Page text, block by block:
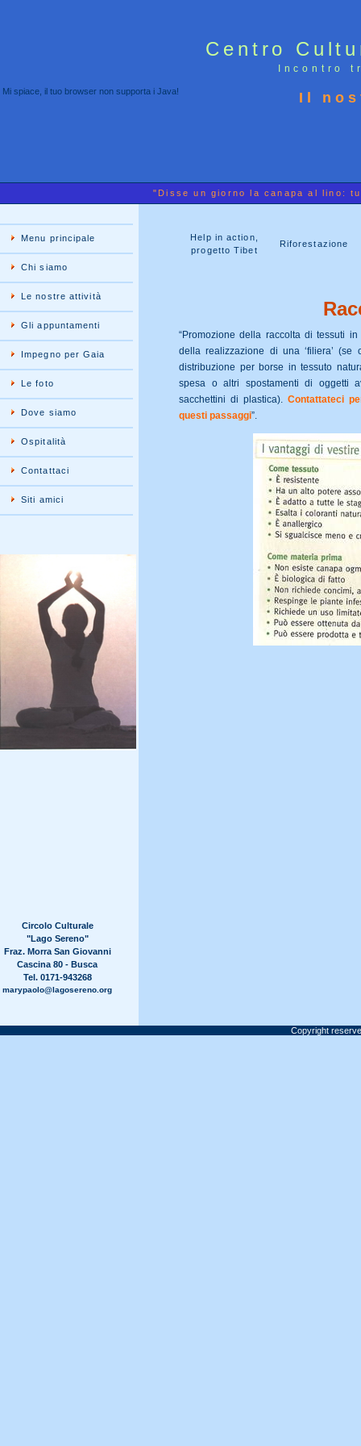
Mi spiace, il tuo browser non supporta i Java!
Centro
Incontro
Il
"Disse un giorno la canapa al lino:
Menu principale
Chi siamo
Le nostre attività
Gli appuntamenti
Impegno per Gaia
Le foto
Dove siamo
Ospitalità
Contattaci
Siti amici
Circolo Culturale
"Lago Sereno"
Fraz. Morra San Giovanni
Cascina 80 - Busca
Tel. 0171-943268
marypaolo@lagosereno.org
Help in action,
progetto Tibet
Riforestazione
“Promozione della raccolta di tessuti
della realizzazione di una ‘filiera’
distribuzione per borse in tessuto
spesa o altri spostamenti di oggetti
sacchettini di plastica). Contattateci
questi passaggi”.
Copyright